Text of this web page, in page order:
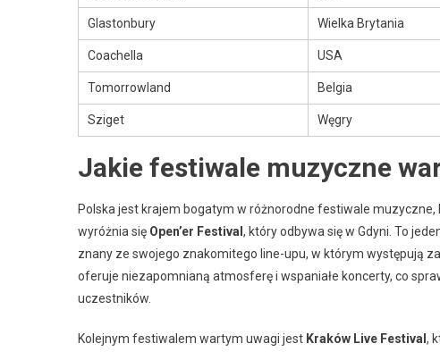
Glastonbury Wielka Brytania
Coachella USA
Tomorrowland Belgia
Sziget Węgry
Jakie festiwale muzyczne
Polska jest krajem bogatym w różnorodne festiwale
wyróżnia się Open’er Festival , który odbywa się w Gdyni. To
znany ze swojego znakomitego line-upu, w którym występują
oferuje niezapomnianą atmosferę i wspaniałe koncerty, co
uczestników.
Kolejnym festiwalem wartym uwagi jest Kraków Live Festival ,